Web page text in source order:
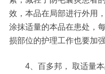
效，本品在局部进行外用
涂抹适量的本品在患处，
损部位的护理工作也要加强
4、百多邦， 取适量本